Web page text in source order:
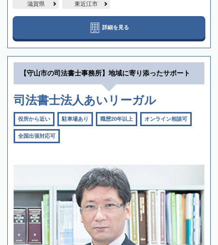
滋賀県 東近江市
詳細を見る
【守山市の司法書士事務所】地域に寄り添ったサポート
司法書士法人あいリーガル
役所から近い 駐車場あり 職歴20年以上 オンライン相談可
全国出張対応可